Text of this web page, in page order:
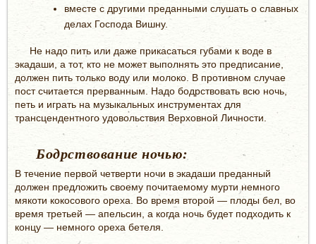
вместе с другими преданными слушать о славных
делах Господа Вишну.
Не надо пить или даже прикасаться губами к воде в
экадаши, а тот, кто не может выполнять это предписание,
должен пить только воду или молоко. В противном случае
пост считается прерванным. Надо бодрствовать всю ночь,
петь и играть на музыкальных инструментах для
трансцендентного удовольствия Верховной Личности.
Бодрствование ночью:
В течение первой четверти ночи в экадаши преданный
должен предложить своему почитаемому мурти немного
мякоти кокосового ореха. Во время второй — плоды бел, во
время третьей — апельсин, а когда ночь будет подходить к
концу — немного ореха бетеля.